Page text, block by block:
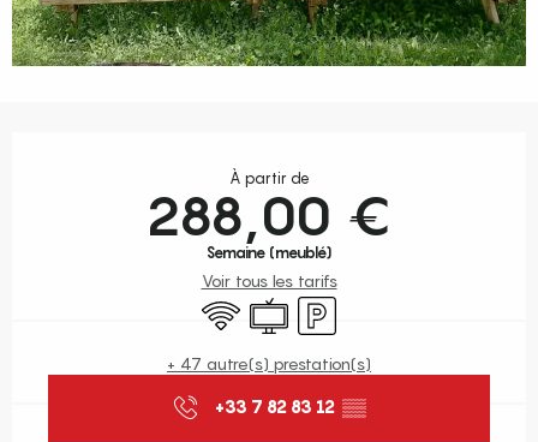
À partir de
288,00 €
Semaine (meublé)
Voir tous les tarifs
WiFi Télévision
Parking
+ 47 autre(s) prestation(s)
+33 7 82 83 12 ▒▒